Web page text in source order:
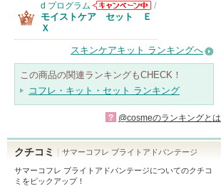
d プログラム
d プログラムか
/
モイストケア セット Ｅ
Ｘ
スキンケアキット ランキングへ
この商品の関連ランキングもCHECK！
コフレ・キット・セット ランキング
? @cosmeのランキングとは
クチコミ サマーコフレ ブライトアドバンテージ
サマーコフレ ブライトアドバンテージについてのクチコ
ミをピックアップ！